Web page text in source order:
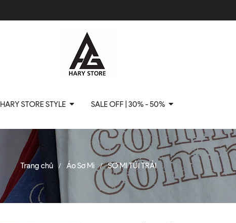
HARY STORE STYLE SALE OFF | 30% - 50%
Trang chủ / Áo Sơ Mi / SƠ MI TÚI TRÁI